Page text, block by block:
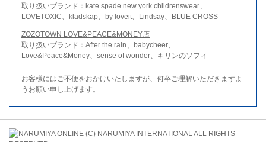
取り扱いブランド：kate spade new york childrenswear、
LOVETOXIC、kladskap、by loveit、Lindsay、BLUE CROSS
ZOZOTOWN LOVE&PEACE&MONEY店
取り扱いブランド：After the rain、babycheer、
Love&Peace&Money、sense of wonder、キリンのソフィ
お客様にはご不便をおかけいたしますが、何卒ご理解いただきますよ
うお願い申し上げます。